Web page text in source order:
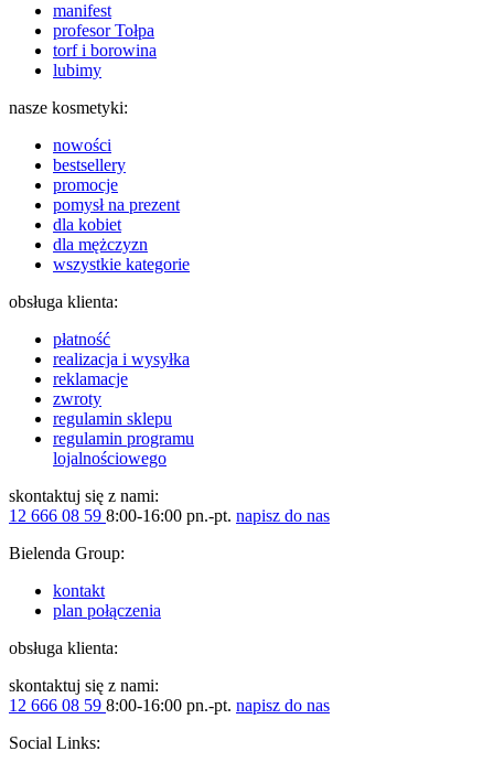
manifest
profesor Tołpa
torf i borowina
lubimy
nasze kosmetyki:
nowości
bestsellery
promocje
pomysł na prezent
dla kobiet
dla mężczyzn
wszystkie kategorie
obsługa klienta:
płatność
realizacja i wysyłka
reklamacje
zwroty
regulamin sklepu
regulamin programu
lojalnościowego
skontaktuj się z nami:
12 666 08 59 8:00-16:00 pn.-pt. napisz do nas
Bielenda Group:
kontakt
plan połączenia
obsługa klienta:
skontaktuj się z nami:
12 666 08 59 8:00-16:00 pn.-pt. napisz do nas
Social Links: